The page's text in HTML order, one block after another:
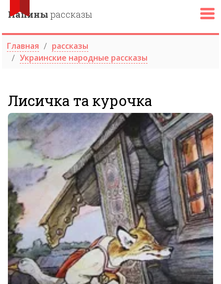
Папины рассказы
Главная
рассказы
Украинские народные рассказы
Лисичка та курочка